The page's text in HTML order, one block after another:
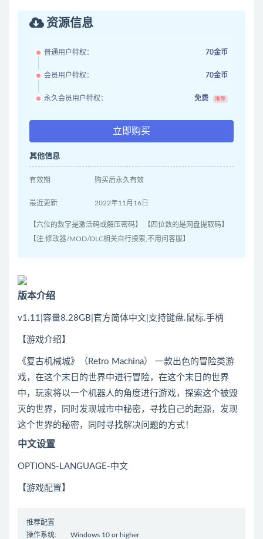
资源信息
普通用户特权： 70金币
会员用户特权： 70金币
永久会员用户特权： 免费 推荐
立即购买
其他信息
有效期 购买后永久有效
最近更新 2022年11月16日
【六位的数字是激活码或解压密码】 【四位数的是网盘提取码】
【注:修改器/MOD/DLC相关自行摸索,不用问客服】
版本介绍
v1.11|容量8.28GB|官方简体中文|支持键盘.鼠标.手柄
【游戏介绍】
《复古机械城》（Retro Machina） 一款出色的冒险类游
戏，在这个末日的世界中进行冒险，在这个末日的世界
中， 玩家将以一个机器人的角度进行游戏，探索这个被毁
灭的世界，同时发现城市中秘密，寻找自己的起源，发现
这个世界的秘密，同时寻找解决问题的方式！
中文设置
OPTIONS-LANGUAGE-中文
【游戏配置 】
推荐配置
操作系统: Windows 10 or higher